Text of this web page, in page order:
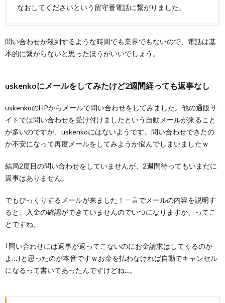
なおしてくださいという留守番電話に繋がりました。
問い合わせが殺到するような時間でも業界でもないので、電話は基
本的に繋がらないと思ったほうがいいでしょう。
uskenkoにメールをしてみたけど2週間経っても返事なし
uskenkoのHPからメールで問い合わせをしてみました。他の通販サ
イトでは問い合わせを受け付けましたという自動メールが来ること
が多いのですが、uskenkoにはないようです。問い合わせできたの
か不安になって再度メールをしてみようか悩んでしまいましたｗ
結局2度目の問い合わせをしていませんが、2週間待ってもいまだに
返事はありません。
でもびっくりするメールが来ました！一言でメールの内容を説明す
ると、入金の確認ができていませんのでいつになりますか、ってこ
とですね。
｢問い合わせには返事が返ってこないのにお金請求はしてくるのか
よ…｣と思ったのが本音ですｗお金を払わなければ自動でキャンセル
になるって書いてあったんですけどね…。